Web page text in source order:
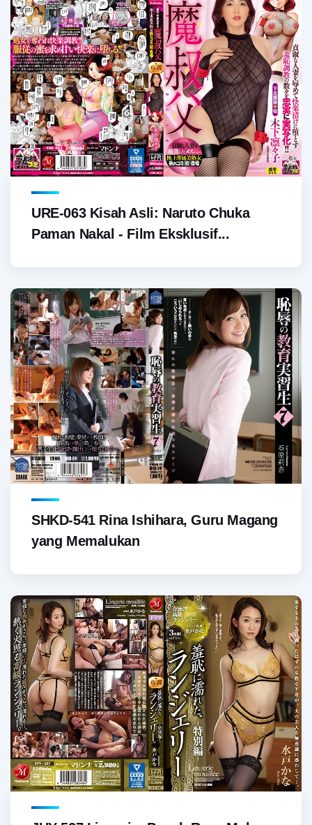
URE-063 Kisah Asli: Naruto Chuka
Paman Nakal - Film Eksklusif...
SHKD-541 Rina Ishihara, Guru Magang
yang Memalukan